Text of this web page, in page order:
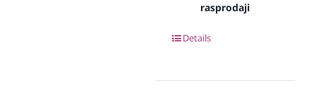
rasprodaji
Details